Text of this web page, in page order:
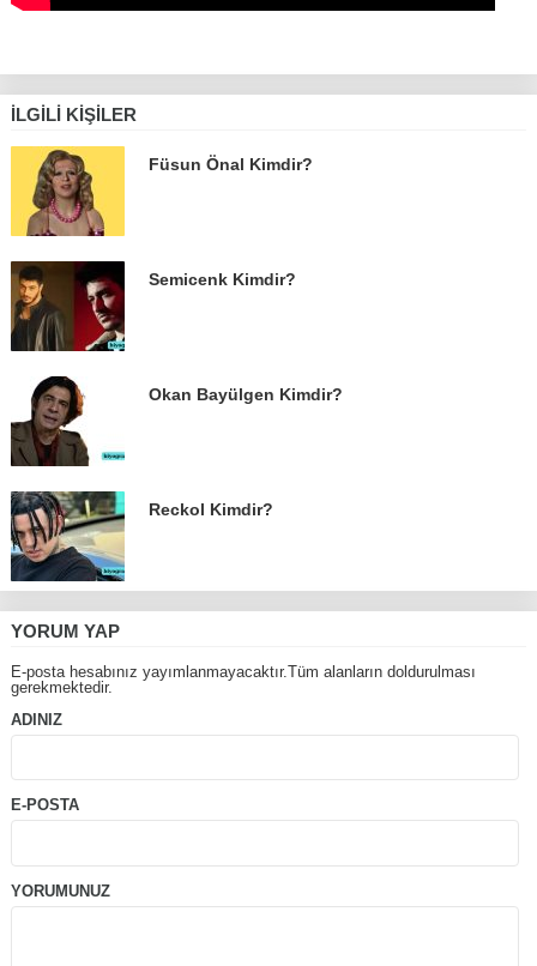
İLGILI KIŞILER
Füsun Önal Kimdir?
Semicenk Kimdir?
Okan Bayülgen Kimdir?
Reckol Kimdir?
YORUM YAP
E-posta hesabınız yayımlanmayacaktır.Tüm alanların doldurulması
gerekmektedir.
ADINIZ
E-POSTA
YORUMUNUZ